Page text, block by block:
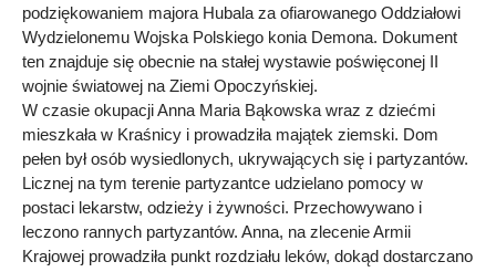
podziękowaniem majora Hubala za ofiarowanego Oddziałowi
Wydzielonemu Wojska Polskiego konia Demona. Dokument
ten znajduje się obecnie na stałej wystawie poświęconej II
wojnie światowej na Ziemi Opoczyńskiej.
W czasie okupacji Anna Maria Bąkowska wraz z dziećmi
mieszkała w Kraśnicy i prowadziła majątek ziemski. Dom
pełen był osób wysiedlonych, ukrywających się i partyzantów.
Licznej na tym terenie partyzantce udzielano pomocy w
postaci lekarstw, odzieży i żywności. Przechowywano i
leczono rannych partyzantów. Anna, na zlecenie Armii
Krajowej prowadziła punkt rozdziału leków, dokąd dostarczano